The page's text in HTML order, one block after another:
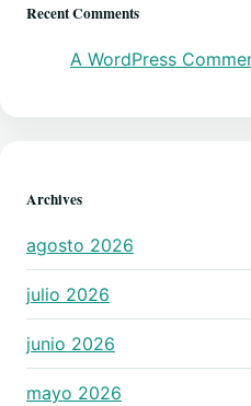
Recent Comments
A WordPress
Archives
agosto 2026
julio 2026
junio 2026
mayo 2026